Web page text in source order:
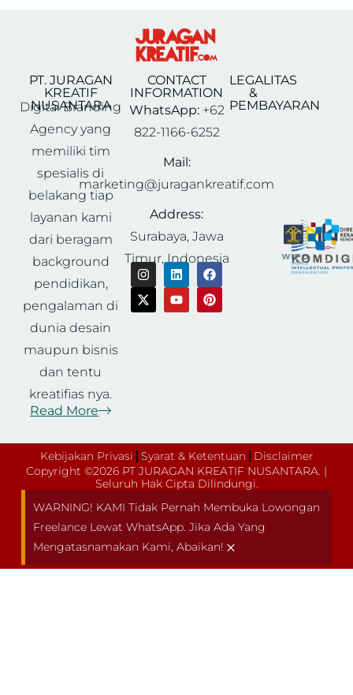
PT. JURAGAN
KREATIF
NUSANTARA
Digital Branding
Agency yang
memiliki tim
spesialis di
belakang tiap
layanan kami
dari beragam
background
pendidikan,
pengalaman di
dunia desain
maupun bisnis
dan tentu
kreatifias nya.
Read More
CONTACT
INFORMATION
WhatsApp:+62
822-1166-6252
Mail:
marketing@juragankreatif.com
Address:
Surabaya, Jawa
Timur, Indonesia
LEGALITAS
&
PEMBAYARAN
Kebijakan Privasi Syarat & Ketentuan
Disclaimer
Copyright ©2026 PT JURAGAN KREATIF NUSANTARA. |
Seluruh Hak Cipta Dilindungi.
WARNING! KAMI Tidak Pernah Membuka Lowongan
Freelance Lewat WhatsApp. Jika Ada Yang
Mengatasnamakan Kami, Abaikan! ×